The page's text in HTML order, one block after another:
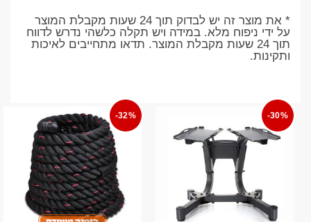
* את מוצר זה יש לבדוק תוך 24 שעות מקבלת המוצר
על ידי ניפוח מלא. במידה ויש תקלה כלשהי נדרש לדווח
תוך 24 שעות מקבלת המוצר. תדאו מתחייבים לאיכות
ותקינות.
-30%
-32%